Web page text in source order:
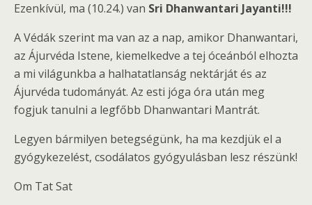
Ezenkívül, ma (10.24.) van Sri Dhanwantari Jayanti!!!
A Védák szerint ma van az a nap, amikor Dhanwantari,
az Ájurvéda Istene, kiemelkedve a tej óceánból elhozta
a mi világunkba a halhatatlanság nektárját és az
Ájurvéda tudományát. Az esti jóga óra után meg
fogjuk tanulni a legfőbb Dhanwantari Mantrát.
Legyen bármilyen betegségünk, ha ma kezdjük el a
gyógykezelést, csodálatos gyógyulásban lesz részünk!
Om Tat Sat